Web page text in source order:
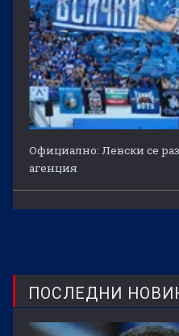
Официално: Левски се
агенция
ПОСЛЕДНИ